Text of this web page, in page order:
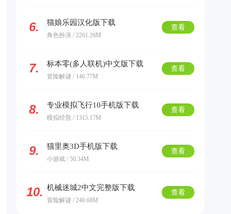
6. 猫娘乐园汉化版下载
角色扮演 / 2261.26M
查看
7. 标本零(多人联机)中文版下载
冒险解谜 / 146.77M
查看
8. 专业模拟飞行10手机版下载
模拟经营 / 1315.17M
查看
9. 猫里奥3D手机版下载
小游戏 / 50.34M
查看
10. 机械迷城2中文完整版下载
冒险解谜 / 240.68M
查看